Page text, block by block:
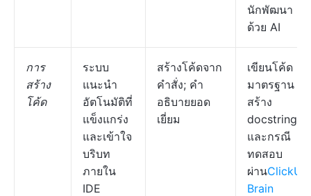
นักพัฒนา
ด้วย AI
การ
สร้าง
โค้ด
ระบบ
แนะนำ
อัตโนมัติที่
แข็งแกร่ง
และเข้าใจ
บริบท
ภายใน
IDE
สร้างโค้ดจาก
คำสั่ง; คำ
อธิบายยอด
เยี่ยม
เขียนโค้ด
มาตรฐาน +
สร้าง
docstrings
และกรณี
ทดสอบ
ผ่านClickUp
Brain